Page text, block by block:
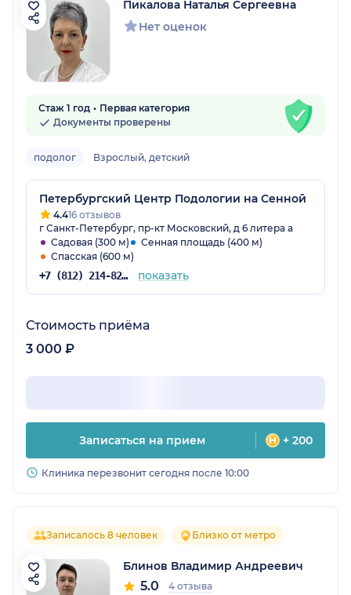
Пикалова Наталья Сергеевна
Нет оценок
Стаж 1 год
Первая категория
Документы проверены
подолог Взрослый, детский
Петербургский Центр Подологии на Сенной
4.416 отзывов
г Санкт-Петербург, пр-кт Московский, д 6 литера а
Садовая (300 м)
Сенная площадь (400 м)
Спасская (600 м)
+7 (812) 214-82-04 показать
Стоимость приёма
3 000 ₽
Записаться на прием + 200
Клиника перезвонит сегодня после 10:00
Записалось 8 человек Близко от метро
Блинов Владимир Андреевич
5.0 4 отзыва